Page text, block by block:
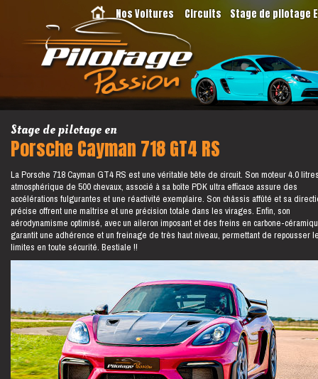
Nos Voitures Circuits Stage de pilotage
Stage de pilotage en
Porsche Cayman 718 GT4 RS
La Porsche 718 Cayman GT4 RS est une véritable bête de circuit. Son moteur 4.0
atmosphérique de 500 chevaux, associé à sa boîte PDK ultra efficace assure des
accélérations fulgurantes et une réactivité exemplaire. Son châssis affûté et sa
précise offrent une maîtrise et une précision totale dans les virages. Enfin, son
aérodynamisme optimisé, avec un aileron imposant et des freins en carbone-
garantit une adhérence et un freinage de très haut niveau, permettant de repousser
limites en toute sécurité. Bestiale !!